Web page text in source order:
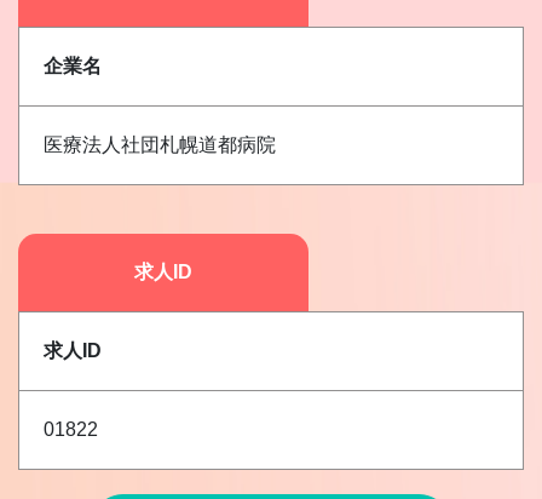
企業名
医療法人社団札幌道都病院
求人ID
求人ID
01822